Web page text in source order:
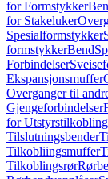
for Formstykker
for Stakeluker
Spesialformstykker
formstykkerBend
Forbindelser
Ekspansjonsmuffer
Overganger til
Gjengeforbindelser
for
Tilslutningsbender
Tilkobliingsmuffer
Tilkoblingsrør